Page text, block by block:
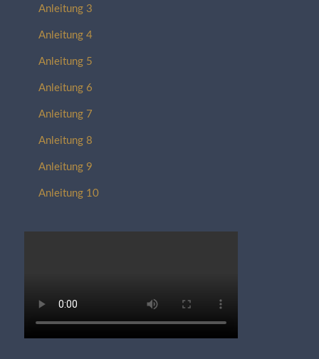
Anleitung 3
Anleitung 4
Anleitung 5
Anleitung 6
Anleitung 7
Anleitung 8
Anleitung 9
Anleitung 10